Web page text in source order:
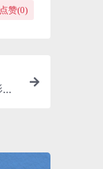
点赞(0)